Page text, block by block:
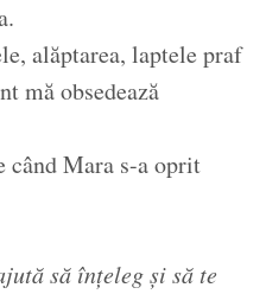
alăptarea, laptele praf
mă obsedează
când Mara s-a oprit
să înțeleg și să te